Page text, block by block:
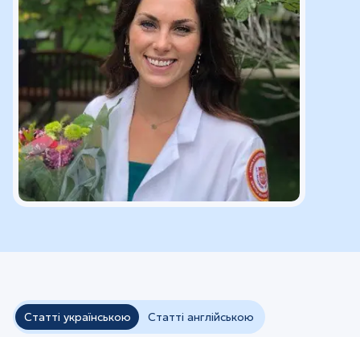
Статті українською Статті англійською